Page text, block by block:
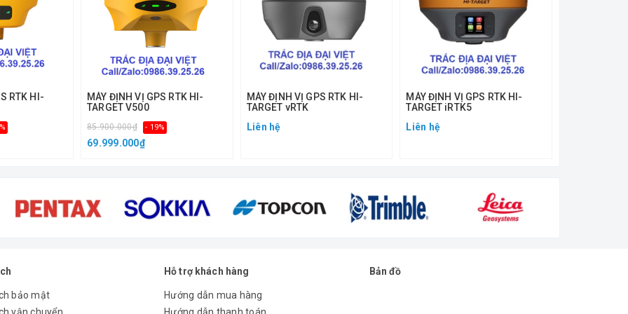
CMR, CMR +, CMRx
RTK HI-
MÁY ĐỊNH VỊ GPS RTK HI-
TARGET V500
85.900.000₫ - 19%
69.999.000₫
MÁY ĐỊNH VỊ GPS RTK HI-
TARGET vRTK
Liên hệ
MÁY ĐỊNH VỊ GPS RTK HI-
TARGET iRTK5
Liên hệ
bảo mật
vận chuyển
Hỗ trợ khách hàng
Hướng dẫn mua hàng
Hướng dẫn thanh toán
Bản đồ